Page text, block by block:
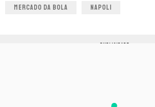
MERCADO DA BOLA NAPOLI
PUBLICIDADE